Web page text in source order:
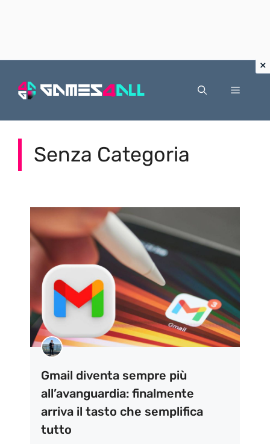
Menu
Senza Categoria
Gmail diventa sempre più
all’avanguardia: finalmente
arriva il tasto che semplifica
tutto